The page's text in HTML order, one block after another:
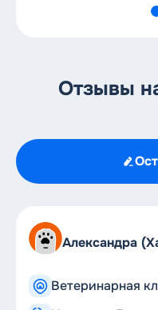
Отзывы
Александра
Ветеринарная